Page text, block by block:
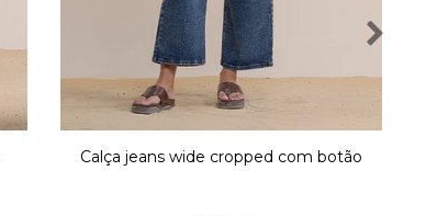
Calça jeans wide cropped com botão